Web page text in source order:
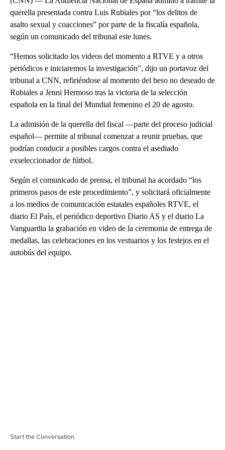
querella presentada contra Luis Rubiales por “los delitos de
asalto sexual y coacciones” por parte de la fiscalía española,
según un comunicado del tribunal este lunes.
“Hemos solicitado los videos del momento a RTVE y a otros
periódicos e iniciaremos la investigación”, dijo un portavoz del
tribunal a CNN, refiriéndose al momento del beso no deseado de
Rubiales a Jenni Hermoso tras la victoria de la selección
española en la final del Mundial femenino el 20 de agosto.
La admisión de la querella del fiscal —parte del proceso judicial
español— permite al tribunal comenzar a reunir pruebas, que
podrían conducir a posibles cargos contra el asediado
exseleccionador de fútbol.
Según el comunicado de prensa, el tribunal ha acordado “los
primeros pasos de este procedimiento”, y solicitará oficialmente
a los medios de comunicación estatales españoles RTVE, el
diario El País, el periódico deportivo Diario AS y el diario La
Vanguardia la grabación en video de la ceremonia de entrega de
medallas, las celebraciones en los vestuarios y los festejos en el
autobús del equipo.
Start the Conversation